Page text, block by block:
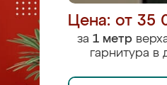
Цена: от 35
за 1 метр
гарнитура в